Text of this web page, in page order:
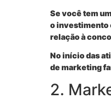
Se você tem
o investimento
relação à
No início das
de marketing
2.